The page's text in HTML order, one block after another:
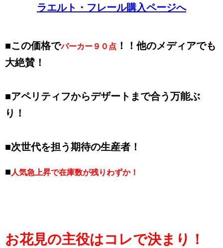
ラエルト・フレール購入ページへ
■この価格でパーカー９０点 ！！他のメディアでも
大絶賛！
■アペリティフからデザートまで合う万能ぶ
り！
■次世代を担う期待の生産者！
■ 人気急上昇で在庫数が残りわずか！
お花見の主役はコレで決まり！